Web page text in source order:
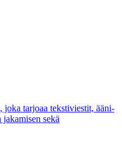
tarjoaa tekstiviestit, ääni-
sekä